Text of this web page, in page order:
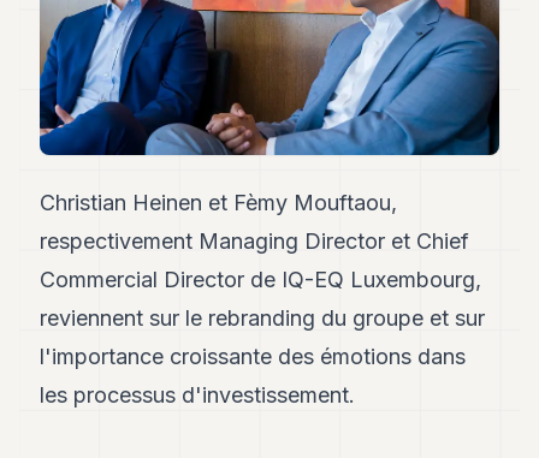
33
Andy
32
Andy
31
Andy
Andy
Andy
26
24
Andy
Christian Heinen et Fèmy Mouftaou,
respectivement Managing Director et Chief
Commercial Director de IQ-EQ Luxembourg,
reviennent sur le rebranding du groupe et sur
l'importance croissante des émotions dans
les processus d'investissement.